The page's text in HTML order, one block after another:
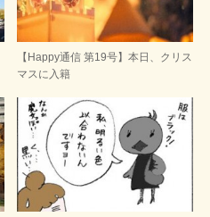
【Happy通信 第19号】本日、クリス
マスに入籍